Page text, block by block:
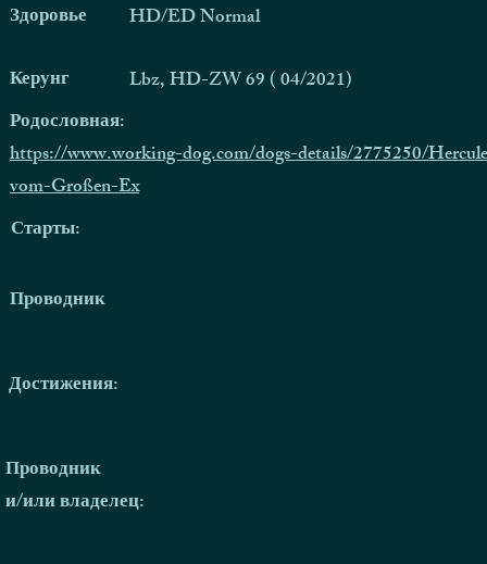
Здоровье
HD/ED Normal
Керунг
Lbz, HD-ZW 69 ( 04/2021)
Родословная:
https://www.working-dog.com/dogs-details/2775250/
vom-Großen-Ex
Старты:
Проводник
Достижения:
Проводник
и/или владелец: